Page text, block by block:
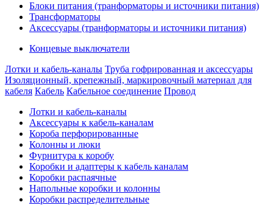
Блоки питания (транформаторы и источники питания)
Трансформаторы
Аксессуары (транформаторы и источники питания)
Концевые выключатели
Лотки и кабель-каналы Труба гофрированная и аксессуары
Изоляционный, крепежный, маркировочный материал для
кабеля Кабель Кабельное соединение Провод
Лотки и кабель-каналы
Аксессуары к кабель-каналам
Короба перфорированные
Колонны и люки
Фурнитура к коробу
Коробки и адаптеры к кабель каналам
Коробки распаячные
Напольные коробки и колонны
Коробки распределительные